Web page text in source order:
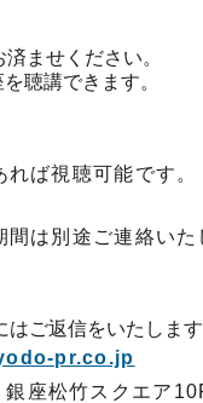
ませください。
聴講できます。
ば視聴可能です。
は別途ご連絡いた
ご返信をいたします
pr.co.jp
竹スクエア